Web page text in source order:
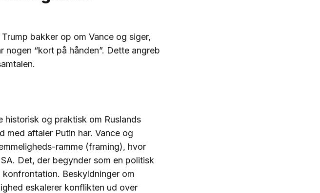
bakker op om Vance og siger,
“kort på hånden”. Dette angreb
historisk og praktisk om Ruslands
aftaler Putin har. Vance og
ramme (framing), hvor
Det, der begynder som en politisk
Beskyldninger om
eskalerer konflikten ud over